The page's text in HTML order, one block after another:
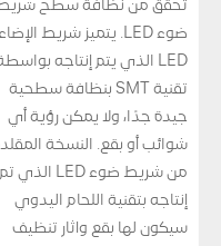
تحقق من نظافة سطح شريط
ضوء LED. يتميز شريط الإضاءة
LED الذي يتم إنتاجه بواسطة
تقنية SMT بنظافة سطحية
جيدة جدًا، ولا يمكن رؤية أي
شوائب أو بقع. النسخة المقلدة
من شريط ضوء LED الذي تم
إنتاجه بتقنية اللحام اليدوي
سيكون لها بقع وآثار تنظيف